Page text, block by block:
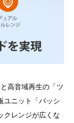
高音域再生の「ツ
ユニット「パッシ
クレンジが広くな